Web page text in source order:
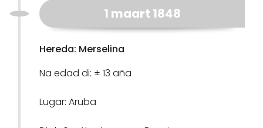
1 maart 1848
Hereda: Merselina
Na edad di: ± 13 aña
Lugar: Aruba